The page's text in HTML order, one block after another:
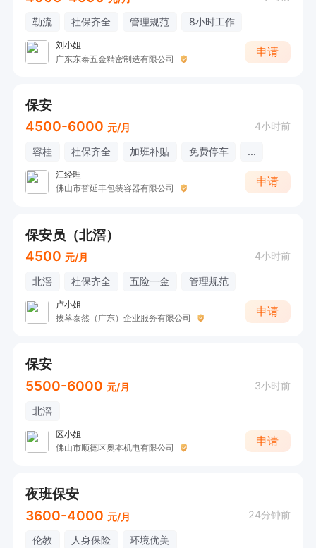
勒流 社保齐全 管理规范 8小时工作
刘小姐
广东东泰五金精密制造有限公司
申请
保安
4500-6000 元/月 4小时前
容桂 社保齐全 加班补贴 免费停车 ...
江经理
佛山市誉延丰包装容器有限公司
申请
保安员（北滘）
4500 元/月 4小时前
北滘 社保齐全 五险一金 管理规范
卢小姐
拔萃泰然（广东）企业服务有限公司
申请
保安
5500-6000 元/月 3小时前
北滘
区小姐
佛山市顺德区奥本机电有限公司
申请
夜班保安
3600-4000 元/月 24分钟前
伦教 人身保险 环境优美